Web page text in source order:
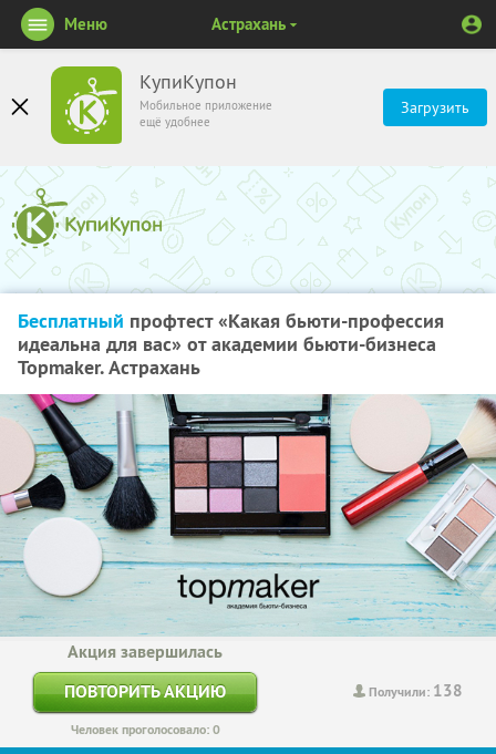
КупиКупон
Мобильное приложение
ещё удобнее
Загрузить
Меню Астрахань
Бесплатный профтест «Какая бьюти-профессия
идеальна для вас» от академии бьюти-бизнеса
Topmaker. Астрахань
Получили: 138
Акция завершилась
ПОВТОРИТЬ АКЦИЮ
Человек проголосовало: 0